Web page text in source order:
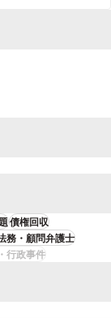
債権回収
務・顧問弁護士
行政事件